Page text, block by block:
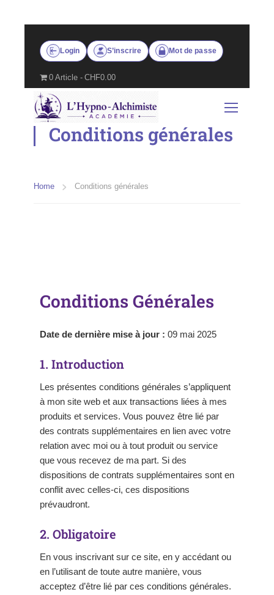
Login S’inscrire Mot de passe
0 Article CHF0.00
Conditions générales
Home Conditions générales
Conditions Générales
Date de dernière mise à jour : 09 mai 2025
1. Introduction
Les présentes conditions générales s’appliquent
à mon site web et aux transactions liées à mes
produits et services. Vous pouvez être lié par
des contrats supplémentaires en lien avec votre
relation avec moi ou à tout produit ou service
que vous recevez de ma part. Si des
dispositions de contrats supplémentaires sont en
conflit avec celles-ci, ces dispositions
prévaudront.
2. Obligatoire
En vous inscrivant sur ce site, en y accédant ou
en l’utilisant de toute autre manière, vous
acceptez d’être lié par ces conditions générales.